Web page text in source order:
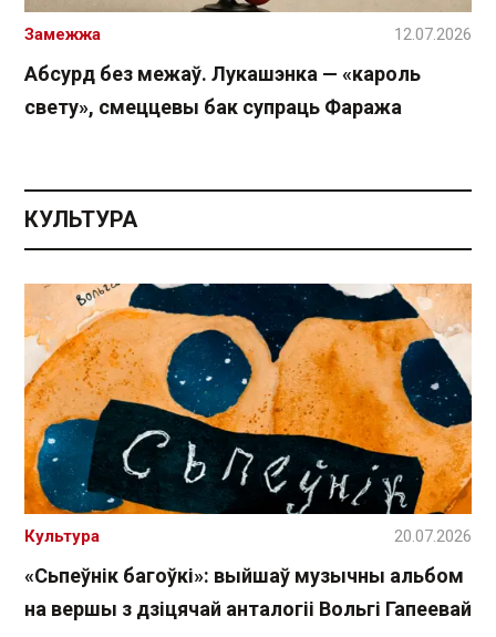
Абсурд без межаў. Лукашэнка — «кароль
свету», смеццевы бак супраць Фаража
Замежжа 12.07.2026
КУЛЬТУРА
«Сьпеўнік багоўкі»: выйшаў музычны альбом
на вершы з дзіцячай анталогіі Вольгі Гапеевай
Культура 20.07.2026